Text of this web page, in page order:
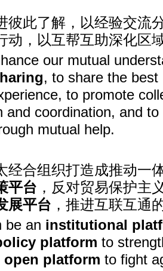
彼此了解，以经验交流
动，以互帮互助深化区
our mutual
, to share the
to promote
and coordination, and
mutual help.
经合组织打造成推动一
平台 ，反对贸易保护主
展平台 ，推进互联互通
be an institutional
platform to
open platform to fight